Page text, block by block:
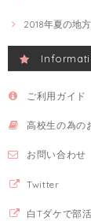
2018年夏の地
ご利用ガイド
高校生の為の
お問い合わせ
Twitter
白Tダケで部